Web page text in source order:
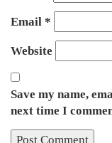
Email *
Website
Save my name,
next time I